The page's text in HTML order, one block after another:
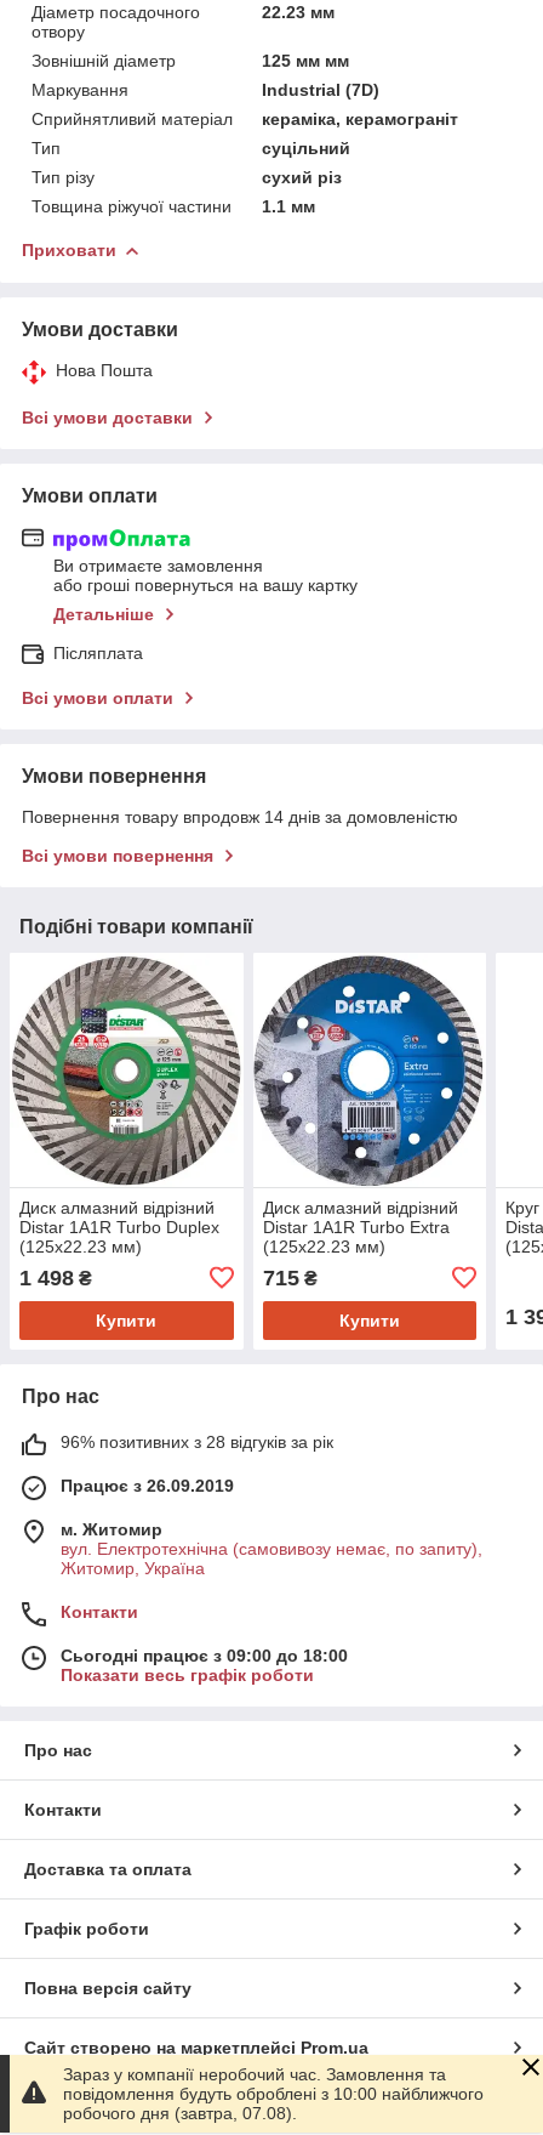
Діаметр посадочного
отвору
22.23 мм
Зовнішній діаметр
125 мм мм
Маркування
Industrial (7D)
Сприйнятливий матеріал
кераміка, керамограніт
Тип
суцільний
Тип різу
сухий різ
Товщина ріжучої частини
1.1 мм
Приховати
Умови доставки
Нова Пошта
Всі умови доставки
Умови оплати
Ви отримаєте замовлення
або гроші повернуться на вашу картку
Детальніше
Післяплата
Всі умови оплати
Умови повернення
Повернення товару впродовж 14 днів за домовленістю
Всі умови повернення
Подібні товари компанії
Диск алмазний відрізний
Distar 1A1R Turbo Duplex
(125x22.23 мм)
1 498 ₴
Купити
Диск алмазний відрізний
Distar 1A1R Turbo Extra
(125x22.23 мм)
715₴
Купити 1
Про нас
96% позитивних з 28 відгуків за рік
Працює з 26.09.2019
м. Житомир
вул. Електротехнічна (самовивозу немає, по запиту),
Житомир, Україна
Контакти
Сьогодні працює з 09:00 до 18:00
Показати весь графік роботи
Про нас
Контакти
Доставка та оплата
Графік роботи
Повна версія сайту
Сайт створено на маркетплейсі Prom.ua
Політика конфіденційності
Зараз у компанії неробочий час. Замовлення та
повідомлення будуть оброблені з 10:00 найближчого
робочого дня (завтра, 07.08).